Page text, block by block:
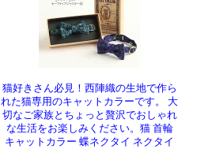
猫好きさん必見！西陣織の生地で作ら
れた猫専用のキャットカラーです。 大
切なご家族とちょっと贅沢でおしゃれ
な生活をお楽しみください。猫 首輪
キャットカラー 蝶ネクタイ ネクタイ